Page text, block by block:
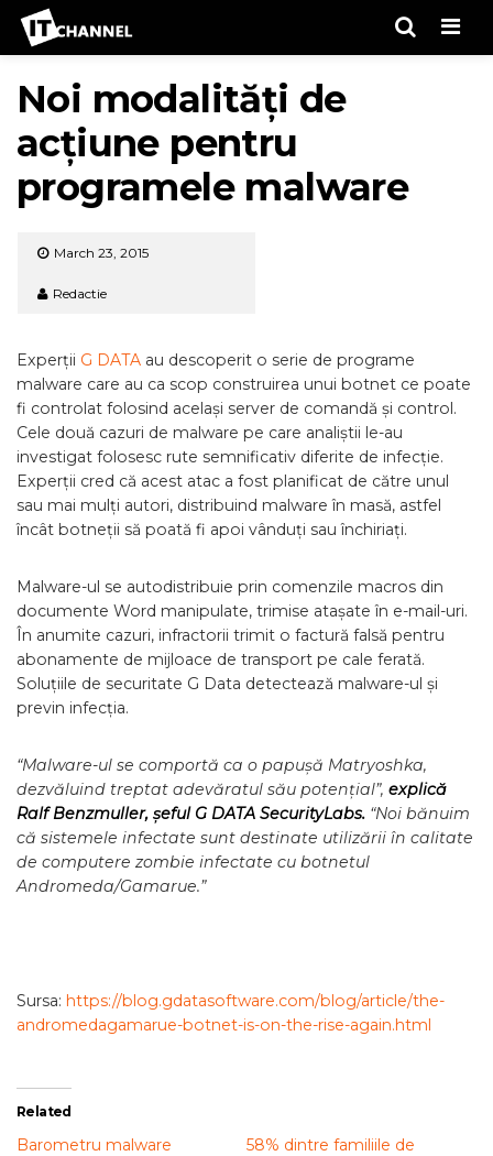
Noi modalități de
acțiune pentru
programele malware
March 23, 2015
Redactie
Experții G DATA au descoperit o serie de programe
malware care au ca scop construirea unui botnet ce poate
fi controlat folosind același server de comandă și control.
Cele două cazuri de malware pe care analiștii le-au
investigat folosesc rute semnificativ diferite de infecție.
Experții cred că acest atac a fost planificat de către unul
sau mai mulți autori, distribuind malware în masă, astfel
încât botneții să poată fi apoi vânduți sau închiriați.
Malware-ul se autodistribuie prin comenzile macros din
documente Word manipulate, trimise atașate în e-mail-uri.
În anumite cazuri, infractorii trimit o factură falsă pentru
abonamente de mijloace de transport pe cale ferată.
Soluțiile de securitate G Data detectează malware-ul și
previn infecția.
“Malware-ul se comportă ca o papușă Matryoshka,
dezvăluind treptat adevăratul său potențial”, explică
Ralf Benzmuller, șeful G DATA SecurityLabs. “Noi bănuim
că sistemele infectate sunt destinate utilizării în calitate
de computere zombie infectate cu botnetul
Andromeda/Gamarue.”
Sursa: https://blog.gdatasoftware.com/blog/article/the-
andromedagamarue-botnet-is-on-the-rise-again.html
Related
Barometru malware
58% dintre familiile de